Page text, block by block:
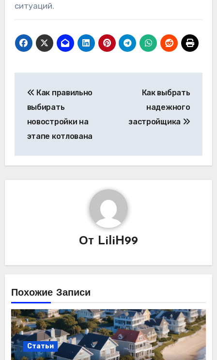
ситуаций.
по
записям
Как правильно
выбирать
новостройки на
этапе котлована
Как выбрать
надежного
застройщика
От LiliH99
Похожие Записи
Статьи